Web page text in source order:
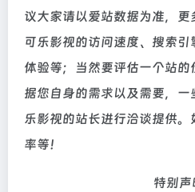
议大家请以爱站数据为准，更
可乐影视的访问速度、搜索
体验等；当然要评估一个站
据您自身的需求以及需要，
乐影视的站长进行洽谈提供
率等！
特别声